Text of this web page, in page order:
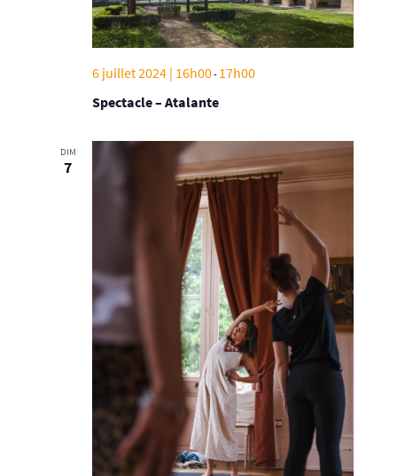
Spectacle – Atalante
6 juillet 2024 | 16h00- 17h00
DIM
7